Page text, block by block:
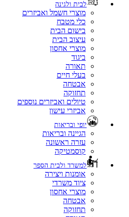
לבית ולגינה
מוצרי חשמל ואביזרים
כלי מטבח
בישום הבית
עיצוב הבית
מוצרי אחסון
ביגוד
תאורה
בעלי חיים
אבטחה
תחזוקה
טיולים ואביזרים נוספים
אביזרי עישון
יופי ובריאות
הגיינה ובריאות
עזרה ראשונה
קוסמטיקה
למשרד ולבית הספר
אומנות ויצירה
ציוד משרדי
מוצרי אחסון
אבטחה
תחזוקה